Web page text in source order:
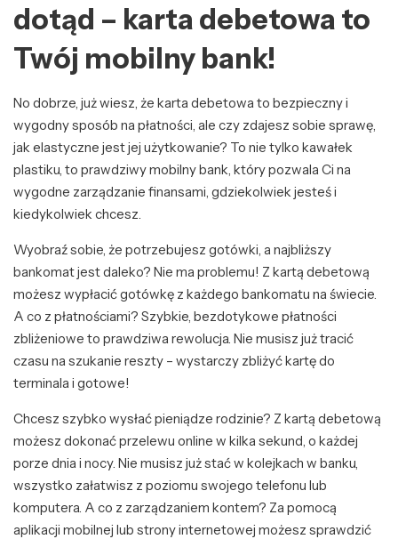
dotąd – karta debetowa to
Twój mobilny bank!
No dobrze, już wiesz, że karta debetowa to bezpieczny i
wygodny sposób na płatności, ale czy zdajesz sobie sprawę,
jak elastyczne jest jej użytkowanie? To nie tylko kawałek
plastiku, to prawdziwy mobilny bank, który pozwala Ci na
wygodne zarządzanie finansami, gdziekolwiek jesteś i
kiedykolwiek chcesz.
Wyobraź sobie, że potrzebujesz gotówki, a najbliższy
bankomat jest daleko? Nie ma problemu! Z kartą debetową
możesz wypłacić gotówkę z każdego bankomatu na świecie.
A co z płatnościami? Szybkie, bezdotykowe płatności
zbliżeniowe to prawdziwa rewolucja. Nie musisz już tracić
czasu na szukanie reszty – wystarczy zbliżyć kartę do
terminala i gotowe!
Chcesz szybko wysłać pieniądze rodzinie? Z kartą debetową
możesz dokonać przelewu online w kilka sekund, o każdej
porze dnia i nocy. Nie musisz już stać w kolejkach w banku,
wszystko załatwisz z poziomu swojego telefonu lub
komputera. A co z zarządzaniem kontem? Za pomocą
aplikacji mobilnej lub strony internetowej możesz sprawdzić